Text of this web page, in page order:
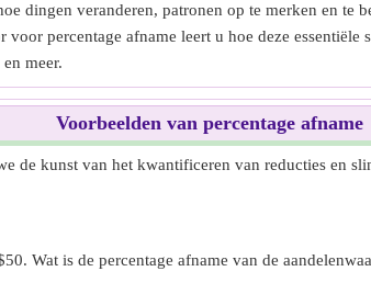
dingen veranderen, patronen op te merken en te
percentage afname leert u hoe deze
meer.
Voorbeelden van percentage afname
de kunst van het kwantificeren van reducties en
Wat is de percentage afname van de